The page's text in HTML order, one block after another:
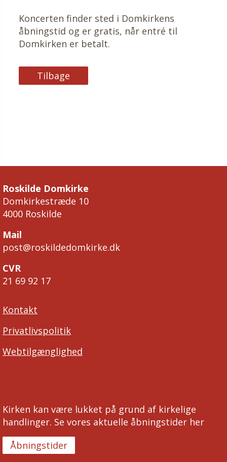
Koncerten finder sted i Domkirkens
åbningstid og er gratis, når entré til
Domkirken er betalt.
Tilbage
Roskilde Domkirke
Domkirkestræde 10
4000 Roskilde
Mail
post@roskildedomkirke.dk
CVR
21 69 92 17
Kontakt
Privatlivspolitik
Webtilgænglighed
Kirken kan være lukket på grund af kirkelige
handlinger. Se vores aktuelle åbningstider her
Åbningstider